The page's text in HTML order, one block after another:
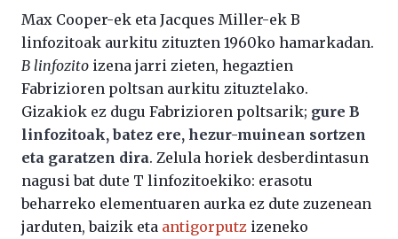
Max Cooper-ek eta Jacques Miller-ek B
linfozitoak aurkitu zituzten 1960ko hamarkadan.
B linfozito izena jarri zieten, hegaztien
Fabrizioren poltsan aurkitu zituztelako.
Gizakiok ez dugu Fabrizioren poltsarik; gure B
linfozitoak, batez ere, hezur-muinean sortzen
eta garatzen dira. Zelula horiek desberdintasun
nagusi bat dute T linfozitoekiko: erasotu
beharreko elementuaren aurka ez dute zuzenean
jarduten, baizik eta antigorputz izeneko